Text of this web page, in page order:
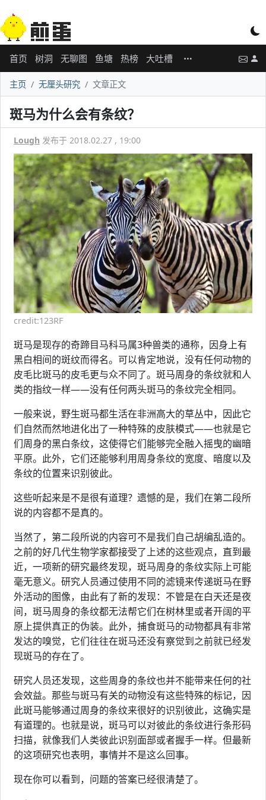
首页 树洞 无聊图 鱼塘 热榜 大吐槽
主页 无厘头研究 文章正文
斑马为什么会有条纹？
Lough 发布于 2018.02.27 , 19:00
credit:123RF
斑马是现存的奇蹄目马科马属3种兽类的通称，因身上有
黑白相间的斑纹而得名。可以肯定地说，没有任何动物的
皮毛比斑马的皮毛更与众不同了。斑马周身的条纹就和人
类的指纹一样——没有任何两头斑马的条纹完全相同。
一般来说，野生斑马都生活在非洲高大的草丛中，因此它
们自然而然地进化出了一种特殊的皮肤模式——也就是它
们周身的黑白条纹，这使得它们能够完全融入摇曳的幽暗
平原。此外，它们还能够利用周身条纹的宽度、暗度以及
条纹的位置来识别彼此。
这些听起来是不是很有道理？遗憾的是，我们在第二段所
说的内容都不是真的。
当然了，第二段所说的内容可不是我们自己胡编乱造的。
之前的好几代生物学家都接受了上述的这些观点，直到最
近，一项新的研究最终发现，斑马周身的条纹实际上可能
毫无意义。研究人员通过使用不同的滤镜来传递斑马在野
外活动的图像，由此有了新的发现：不管是在白天还是夜
间，斑马周身的条纹都无法帮它们在树林里或者开阔的平
原上提供真正的伪装。此外，捕食斑马的动物都具有非常
发达的嗅觉，它们往往在斑马还没有察觉到之前就已经发
现斑马的存在了。
研究人员还发现，这些周身的条纹也并不能带来任何的社
会效益。那些与斑马有关的动物没有这些特殊的标记，因
此斑马能够通过周身的条纹来很好的识别彼此，这确实是
有道理的。也就是说，斑马可以对彼此的条纹进行条形码
扫描，就像我们人类彼此识别面部或者握手一样。但最新
的这项研究也表明，事情并不是这么回事。
现在你可以看到，问题的答案已经很清楚了。